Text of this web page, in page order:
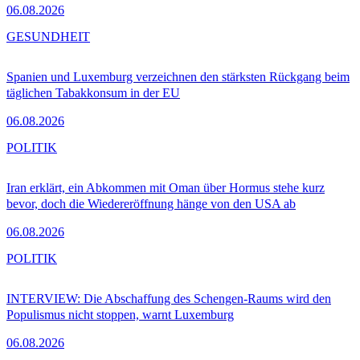
06.08.2026
Spanien und Luxemburg verzeichnen den stärksten Rückgang beim
täglichen Tabakkonsum in der EU
06.08.2026
GESUNDHEIT
Iran erklärt, ein Abkommen mit Oman über Hormus stehe kurz
bevor, doch die Wiedereröffnung hänge von den USA ab
06.08.2026
POLITIK
INTERVIEW: Die Abschaffung des Schengen-Raums wird den
Populismus nicht stoppen, warnt Luxemburg
06.08.2026
POLITIK